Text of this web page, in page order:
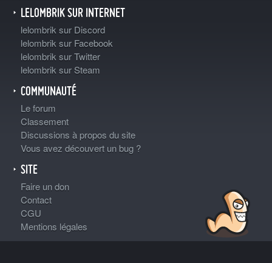
LELOMBRIK SUR INTERNET
lelombrik sur Discord
lelombrik sur Facebook
lelombrik sur Twitter
lelombrik sur Steam
COMMUNAUTÉ
Le forum
Classement
Discussions à propos du site
Vous avez découvert un bug ?
SITE
Faire un don
Contact
CGU
Mentions légales